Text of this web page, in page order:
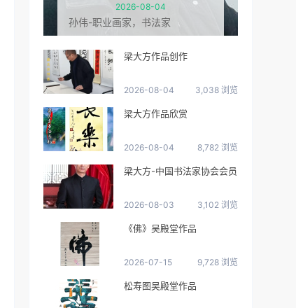
2026-08-04
孙伟-职业画家，书法家
梁大方作品创作
2026-08-04 3,038 浏览
梁大方作品欣赏
2026-08-04 8,782 浏览
梁大方-中国书法家协会会员
2026-08-03 3,102 浏览
《佛》吴殿堂作品
2026-07-15 9,728 浏览
松寿图吴殿堂作品